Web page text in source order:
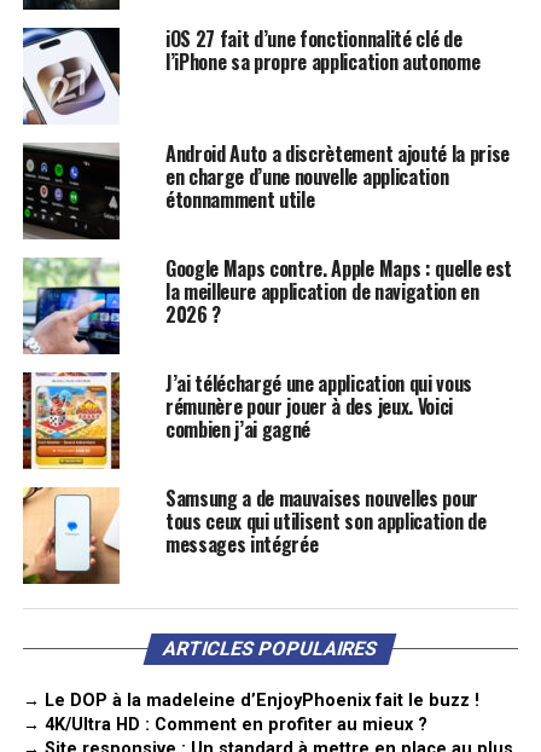
iOS 27 fait d’une fonctionnalité clé de
l’iPhone sa propre application autonome
Android Auto a discrètement ajouté la prise
en charge d’une nouvelle application
étonnamment utile
Google Maps contre. Apple Maps : quelle est
la meilleure application de navigation en
2026 ?
J’ai téléchargé une application qui vous
rémunère pour jouer à des jeux. Voici
combien j’ai gagné
Samsung a de mauvaises nouvelles pour
tous ceux qui utilisent son application de
messages intégrée
ARTICLES POPULAIRES
→ Le DOP à la madeleine d’EnjoyPhoenix fait le buzz !
→ 4K/Ultra HD : Comment en profiter au mieux ?